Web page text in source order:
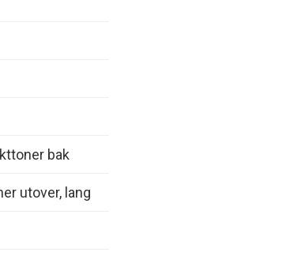
bak
utover, lang